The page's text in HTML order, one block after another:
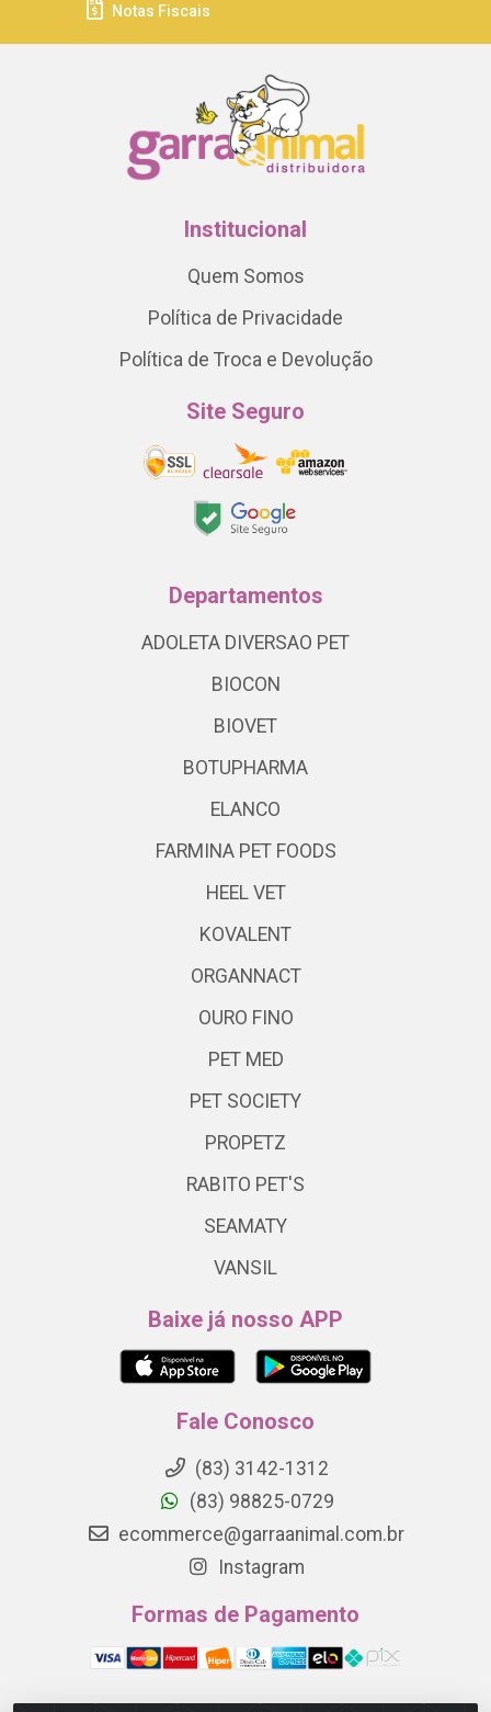
Notas Fiscais
Institucional
Quem Somos
Política de Privacidade
Política de Troca e Devolução
Site Seguro
Departamentos
ADOLETA DIVERSAO PET
BIOCON
BIOVET
BOTUPHARMA
ELANCO
FARMINA PET FOODS
HEEL VET
KOVALENT
ORGANNACT
OURO FINO
PET MED
PET SOCIETY
PROPETZ
RABITO PET'S
SEAMATY
VANSIL
Baixe já nosso APP
Fale Conosco
(83) 3142-1312
(83) 98825-0729
ecommerce@garraanimal.com.br
Instagram
Formas de Pagamento